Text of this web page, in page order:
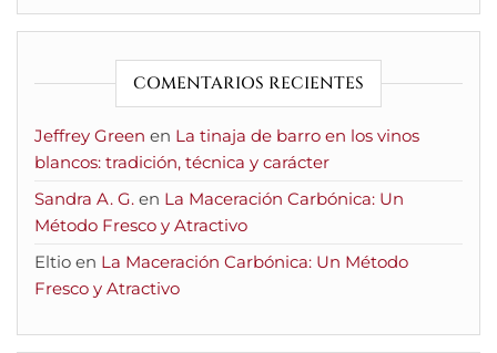
COMENTARIOS RECIENTES
Jeffrey Green en La tinaja de barro en los vinos
blancos: tradición, técnica y carácter
Sandra A. G. en La Maceración Carbónica: Un
Método Fresco y Atractivo
Eltio en La Maceración Carbónica: Un Método
Fresco y Atractivo